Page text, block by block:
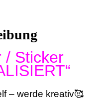
/ Sticker
– werde kreativ🥰